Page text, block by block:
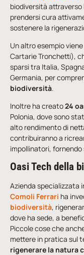
biodiversità attraverso
prendersi cura
sostenere la
Un altro esempio viene
Cartarie Tronchetti),
sparsi tra Italia,
Germania, per
biodiversità.
Inoltre ha creato24
Polonia, dove sono
alto rendimento di
contribuiranno a
impollinatori,
Oasi Tech della
Azienda specializzata
Comoli Ferrari ha
biodiversità,
dove ha sede, a
Piccole cose che
mettere in pratica sul
rigenerare la natura